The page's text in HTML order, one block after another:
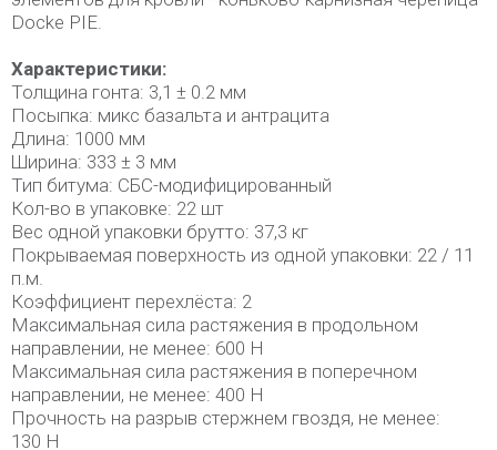
Docke PIE.
Характеристики:
Толщина гонта: 3,1 ± 0.2 мм
Посыпка: микс базальта и антрацита
Длина: 1000 мм
Ширина: 333 ± 3 мм
Тип битума: СБС-модифицированный
Кол-во в упаковке: 22 шт
Вес одной упаковки брутто: 37,3 кг
Покрываемая поверхность из одной упаковки: 22 / 11
п.м.
Коэффициент перехлёста: 2
Максимальная сила растяжения в продольном
направлении, не менее: 600 Н
Максимальная сила растяжения в поперечном
направлении, не менее: 400 Н
Прочность на разрыв стержнем гвоздя, не менее:
130 Н